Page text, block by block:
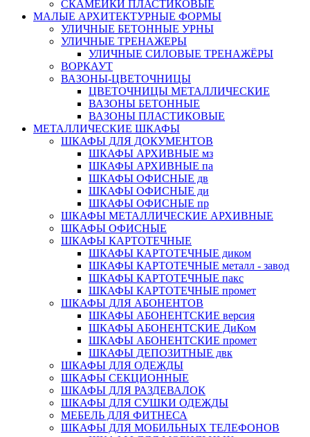
СКАМЕЙКИ ПЛАСТИКОВЫЕ
МАЛЫЕ АРХИТЕКТУРНЫЕ ФОРМЫ
УЛИЧНЫЕ БЕТОННЫЕ УРНЫ
УЛИЧНЫЕ ТРЕНАЖЕРЫ
УЛИЧНЫЕ СИЛОВЫЕ ТРЕНАЖЁРЫ
ВОРКАУТ
ВАЗОНЫ-ЦВЕТОЧНИЦЫ
ЦВЕТОЧНИЦЫ МЕТАЛЛИЧЕСКИЕ
ВАЗОНЫ БЕТОННЫЕ
ВАЗОНЫ ПЛАСТИКОВЫЕ
МЕТАЛЛИЧЕСКИЕ ШКАФЫ
ШКАФЫ ДЛЯ ДОКУМЕНТОВ
ШКАФЫ АРХИВНЫЕ мз
ШКАФЫ АРХИВНЫЕ па
ШКАФЫ ОФИСНЫЕ дв
ШКАФЫ ОФИСНЫЕ ди
ШКАФЫ ОФИСНЫЕ пр
ШКАФЫ МЕТАЛЛИЧЕСКИЕ АРХИВНЫЕ
ШКАФЫ ОФИСНЫЕ
ШКАФЫ КАРТОТЕЧНЫЕ
ШКАФЫ КАРТОТЕЧНЫЕ диком
ШКАФЫ КАРТОТЕЧНЫЕ металл - завод
ШКАФЫ КАРТОТЕЧНЫЕ пакс
ШКАФЫ КАРТОТЕЧНЫЕ промет
ШКАФЫ ДЛЯ АБОНЕНТОВ
ШКАФЫ АБОНЕНТСКИЕ версия
ШКАФЫ АБОНЕНТСКИЕ ДиКом
ШКАФЫ АБОНЕНТСКИЕ промет
ШКАФЫ ДЕПОЗИТНЫЕ двк
ШКАФЫ ДЛЯ ОДЕЖДЫ
ШКАФЫ СЕКЦИОННЫЕ
ШКАФЫ ДЛЯ РАЗДЕВАЛОК
ШКАФЫ ДЛЯ СУШКИ ОДЕЖДЫ
МЕБЕЛЬ ДЛЯ ФИТНЕСА
ШКАФЫ ДЛЯ МОБИЛЬНЫХ ТЕЛЕФОНОВ